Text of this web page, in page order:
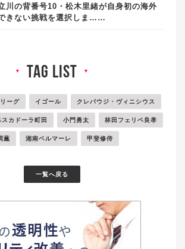
川の背番号10・松木里緒が自身初の海外
きない挑戦を選択しま……
▼ tag list ▼
リーグ イゴール クレパウジ・ヴィニシウス
スカドーラ町田 小門勇太 林田フェリペ良孝
薫 湘南ベルマーレ 甲斐修侍
一覧へ戻る